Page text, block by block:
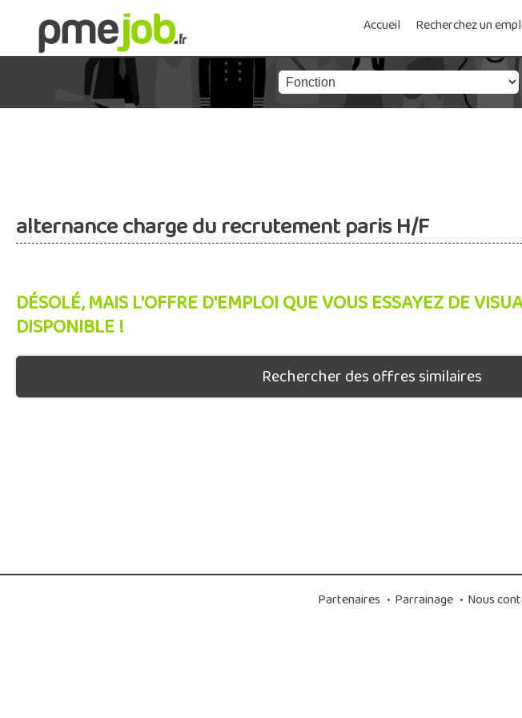
Accueil Recherchez un
alternance charge du recrutement paris H/F
DÉSOLÉ, MAIS L'OFFRE D'EMPLOI QUE VOUS ESSAYEZ DE
DISPONIBLE !
Rechercher des offres similaires
Partenaires • Parrainage • Nous